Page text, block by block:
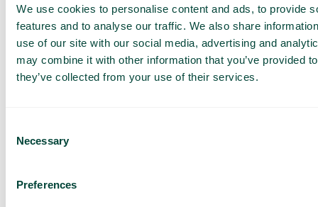
We use cookies to personalise content and ads, to provide
features and to analyse our traffic. We also share
use of our site with our social media, advertising and
may combine it with other information that you’ve provided
they’ve collected from your use of their services.
Selection
Necessary
Preferences
skreddersydd
demo og
tilbud
Gjennomgang av våre